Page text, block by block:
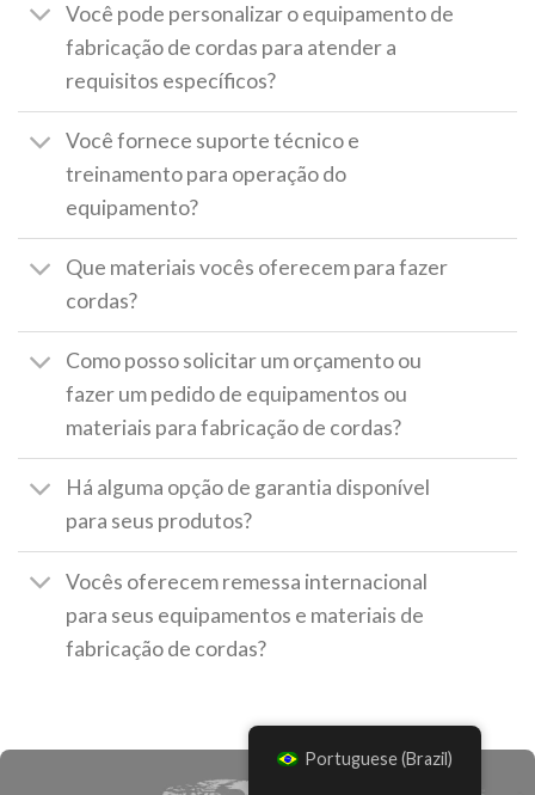
Você pode personalizar o equipamento de
fabricação de cordas para atender a
requisitos específicos?
Você fornece suporte técnico e
treinamento para operação do
equipamento?
Que materiais vocês oferecem para fazer
cordas?
Como posso solicitar um orçamento ou
fazer um pedido de equipamentos ou
materiais para fabricação de cordas?
Há alguma opção de garantia disponível
para seus produtos?
Vocês oferecem remessa internacional
para seus equipamentos e materiais de
fabricação de cordas?
Portuguese (Brazil)